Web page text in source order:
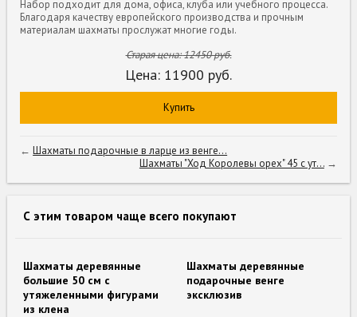
Набор подходит для дома, офиса, клуба или учебного процесса.
Благодаря качеству европейского производства и прочным
материалам шахматы прослужат многие годы.
Старая цена:12450руб.
Цена: 11900 руб.
Купить
←Шахматы подарочные в ларце из венге...
Шахматы "Ход Королевы орех" 45 с ут...→
С этим товаром чаще всего покупают
Шахматы деревянные
большие 50 см с
утяжеленными фигурами
из клена
Шахматы деревянные
подарочные венге
эксклюзив